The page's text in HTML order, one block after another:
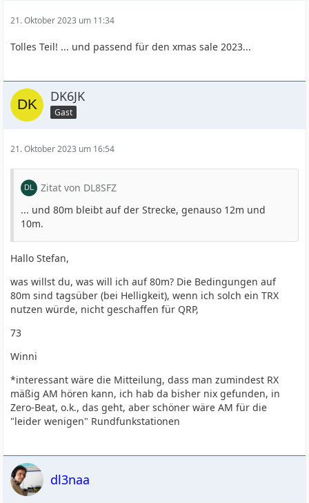
21. Oktober 2023 um 11:34
Tolles Teil! ... und passend für den xmas sale 2023...
DK6JK
Gast
21. Oktober 2023 um 16:54
Zitat von DL8SFZ
... und 80m bleibt auf der Strecke, genauso 12m und
10m.
Hallo Stefan,
was willst du, was will ich auf 80m? Die Bedingungen auf
80m sind tagsüber (bei Helligkeit), wenn ich solch ein TRX
nutzen würde, nicht geschaffen für QRP,
73
Winni
*interessant wäre die Mitteilung, dass man zumindest RX
mäßig AM hören kann, ich hab da bisher nix gefunden, in
Zero-Beat, o.k., das geht, aber schöner wäre AM für die
"leider wenigen" Rundfunkstationen
dl3naa